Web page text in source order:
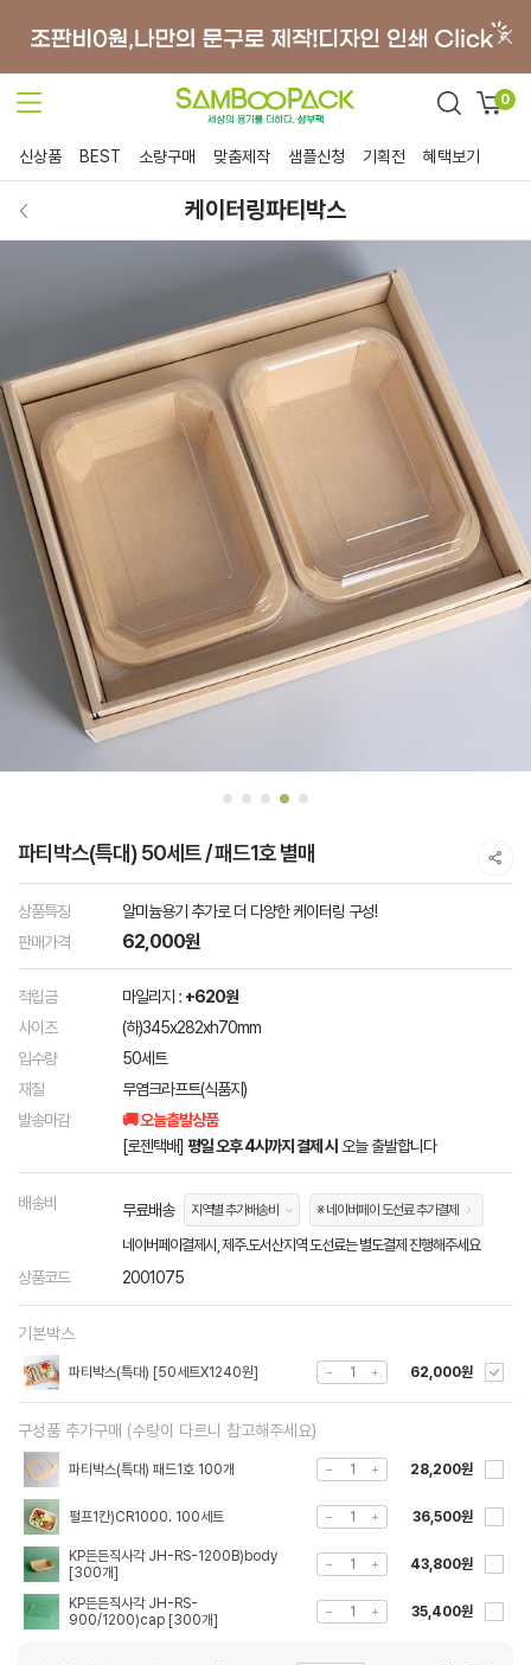
0
신상품 BEST 소량구매 맞춤제작 샘플신청 기획전 혜택보기
케이터링파티박스
파티박스(특대) 50세트 / 패드1호 별매
상품특징
알미늄용기 추가로 더 다양한 케이터링 구성!
판매가격
62,000원
적립금 마일리지 : +620원
사이즈
(하)345x282xh70mm
입수량
50세트
재질
무염크라프트(식품지)
발송마감
🚚 오늘출발상품
[로젠택배] 평일 오후 4시까지 결제 시 오늘 출발합니다
배송비 무료배송 지역별 추가배송비 ※ 네이버페이 도선료 추가결제
네이버페이결제시, 제주.도서산지역 도선료는 별도결제 진행해주세요
상품코드 2001075
기본박스
파티박스(특대) [50세트X1240원] 62,000원
구성품 추가구매 (수량이 다르니 참고해주세요)
파티박스(특대) 패드1호 100개 28,200원
펄프1칸)CR1000. 100세트 36,500원
KP든든직사각 JH-RS-1200B)body
[300개]
43,800원
KP든든직사각 JH-RS-
900/1200)cap [300개]
35,400원